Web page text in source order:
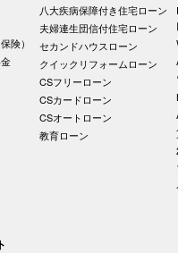
険）
八大疾病保障付き住宅ローン
夫婦連生団信付住宅ローン
セカンドハウスローン
クイックリフォームローン
CSフリーローン
CSカードローン
CSオートローン
教育ローン